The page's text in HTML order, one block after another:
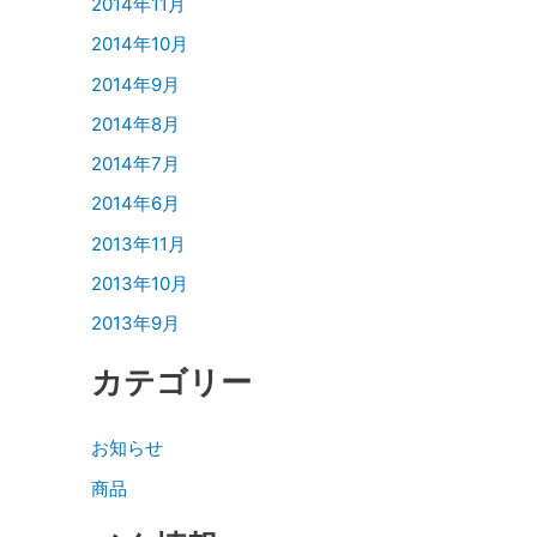
2014年10月
2014年9月
2014年8月
2014年7月
2014年6月
2013年11月
2013年10月
2013年9月
カテゴリー
お知らせ
商品